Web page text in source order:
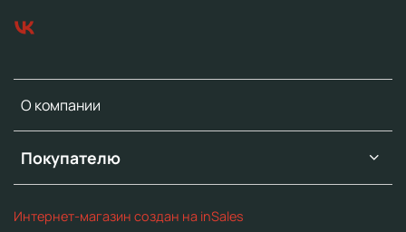
О компании
Покупателю
Интернет-магазин создан на inSales